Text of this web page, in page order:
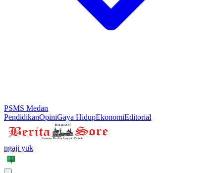
PSMS Medan
PendidikanOpiniGaya HidupEkonomiEditorial
ngaji yuk